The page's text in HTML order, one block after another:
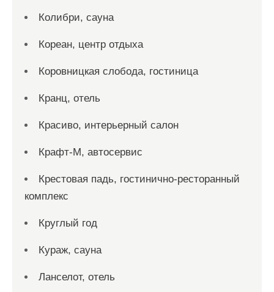
Колибри, сауна
Кореан, центр отдыха
Коровницкая слобода, гостиница
Кранц, отель
Красиво, интерьерный салон
Крафт-М, автосервис
Крестовая падь, гостинично-ресторанный
комплекс
Круглый год
Кураж, сауна
Ланселот, отель